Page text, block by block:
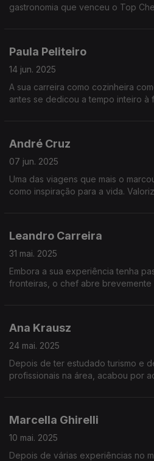
gastronomia que venceu o Top
Paula Peliteiro
14 jun. 2025
A sua carreira como cozinheira
antes se dedicou a tempo inteiro à
André Cruz
07 jun. 2025
Uma das viagens que mais o
como inspiração para a vida.
Leandro Carreira
31 mai. 2025
Embora a sua experiência tenha
fronteiras, o chef abre brevemente
Ana Krausz
24 mai. 2025
Depois de ter estudado turismo e
profissionais na área, acabou por
Marcella Ghirelli
10 mai. 2025
Depois de várias experiências no